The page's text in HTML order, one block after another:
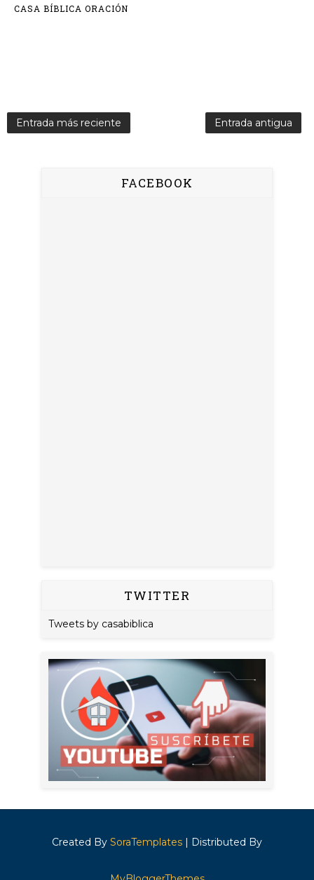
CASA BÍBLICA ORACIÓN
Entrada más reciente Entrada antigua
FACEBOOK
TWITTER
Tweets by casabiblica
Created By SoraTemplates | Distributed By